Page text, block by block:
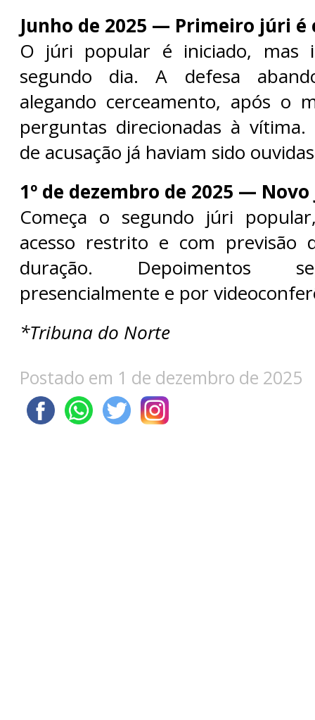
Junho de 2025 — Primeiro júri é
O júri popular é iniciado, mas
segundo dia. A defesa
alegando cerceamento, após o
perguntas direcionadas à
de acusação já haviam sido
1º de dezembro de 2025 —
Começa o segundo júri
acesso restrito e com previsão
duração. Depoimentos
presencialmente e por
*Tribuna do Norte
Postado em 1 de dezembro de 2025